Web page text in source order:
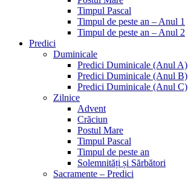
Timpul Pascal
Timpul de peste an – Anul 1
Timpul de peste an – Anul 2
Predici
Duminicale
Predici Duminicale (Anul A)
Predici Duminicale (Anul B)
Predici Duminicale (Anul C)
Zilnice
Advent
Crăciun
Postul Mare
Timpul Pascal
Timpul de peste an
Solemnități și Sărbători
Sacramente – Predici